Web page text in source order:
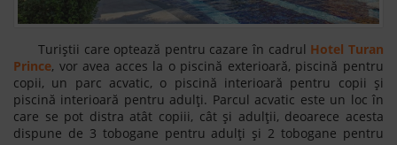
Turiștii care optează pentru cazare în cadrul Hotel Turan
Prince, vor avea acces la o piscină exterioară, piscină pentru
copii, un parc acvatic, o piscină interioară pentru copii și
piscină interioară pentru adulți. Parcul acvatic este un loc în
care se pot distra atât copiii, cât și adulții, deoarece acesta
dispune de 3 tobogane pentru adulți și 2 tobogane pentru